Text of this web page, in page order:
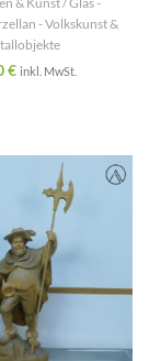
- Volkskunst &
€ inkl. MwSt.